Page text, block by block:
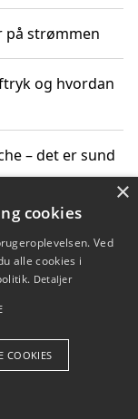
på strømmen
og hvordan
– det er sund
med
×
cookies
Ved
alle cookies i
Detaljer
COOKIES